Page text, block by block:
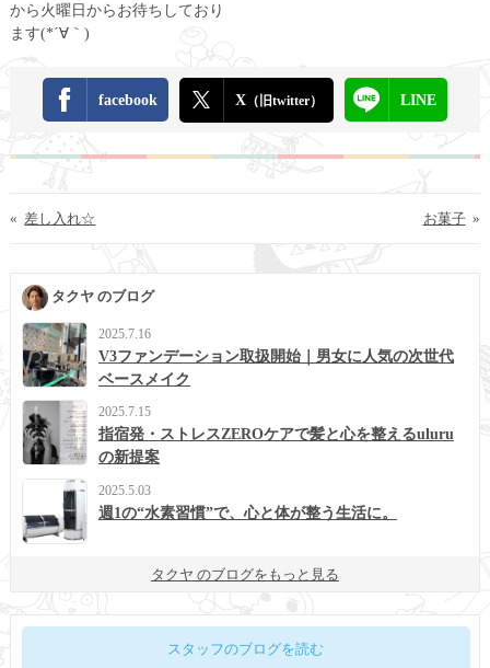
から火曜日からお待ちしており
ます(*´∀｀)
facebook X（旧twitter） LINE
« 差し入れ☆ »
お菓子
タクヤ のブログ
2025.7.16
V3ファンデーション取扱開始｜男女に人気の次世代
ベースメイク
2025.7.15
指宿発・ストレスZEROケアで髪と心を整えるuluru
の新提案
2025.5.03
週1の“水素習慣”で、心と体が整う生活に。
タクヤ のブログをもっと見る
スタッフのブログを読む